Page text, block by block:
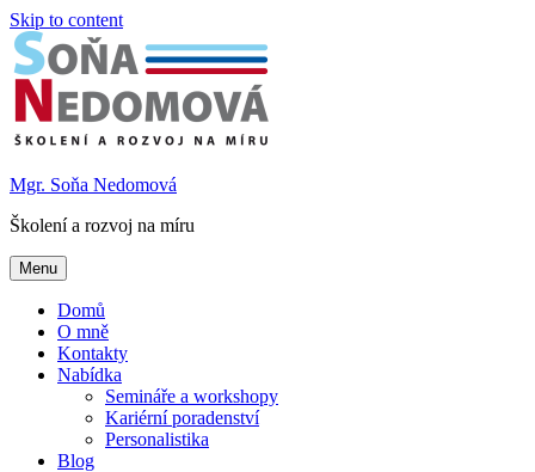
Skip to content
Mgr. Soňa Nedomová
Školení a rozvoj na míru
Menu
Domů
O mně
Kontakty
Nabídka
Semináře a workshopy
Kariérní poradenství
Personalistika
Blog